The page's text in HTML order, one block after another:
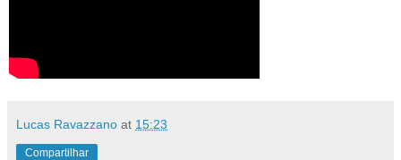
Lucas Ravazzano at 15:23
Compartilhar